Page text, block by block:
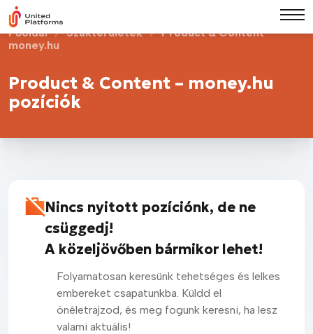
Főoldal Szakterületek
Product & Content –
money.hu
Product & Content – money.hu
pozíciók
Nincs nyitott pozíciónk, de ne
csüggedj!
A közeljövőben bármikor lehet!
Folyamatosan keresünk tehetséges és lelkes
embereket csapatunkba. Küldd el
önéletrajzod, és meg fogunk keresni, ha lesz
valami aktuális!